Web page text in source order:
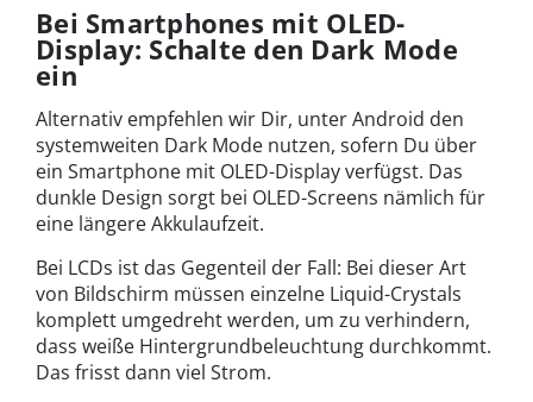
Bei Smartphones mit OLED-
Display: Schalte den Dark Mode
ein
Alternativ empfehlen wir Dir, unter Android den
systemweiten Dark Mode nutzen, sofern Du über
ein Smartphone mit OLED-Display verfügst. Das
dunkle Design sorgt bei OLED-Screens nämlich für
eine längere Akkulaufzeit.
Bei LCDs ist das Gegenteil der Fall: Bei dieser Art
von Bildschirm müssen einzelne Liquid-Crystals
komplett umgedreht werden, um zu verhindern,
dass weiße Hintergrundbeleuchtung durchkommt.
Das frisst dann viel Strom.